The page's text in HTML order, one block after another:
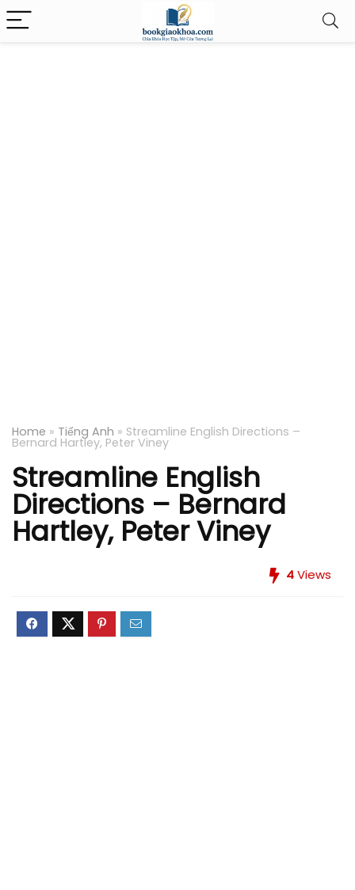
Home » Tiếng Anh » Streamline English Directions –
Bernard Hartley, Peter Viney
Streamline English
Directions – Bernard
Hartley, Peter Viney
4Views